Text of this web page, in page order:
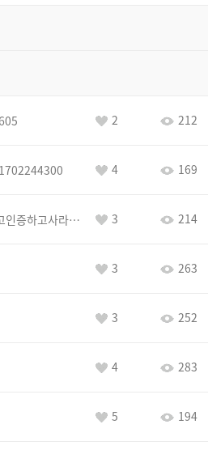
2 212
4 169
이커야삭제하고인증하고사라지거라 3 214
3 263
3 252
4 283
5 194